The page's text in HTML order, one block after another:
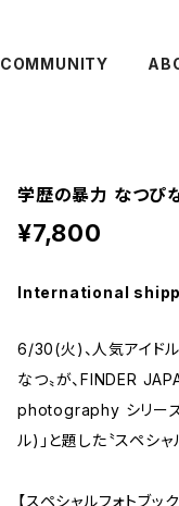
COMMUNITY
学歴の暴力 なつぴ
¥7,800
International
6/30(火)、人気アイドル
なつ〟が、FINDER
photography シリーズ
ル)」と題した〝スペシャ
【スペシャルフォトブッ